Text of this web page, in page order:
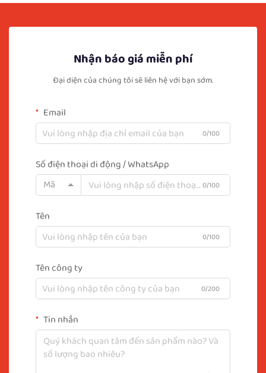
Nhận báo giá miễn phí
Đại diện của chúng tôi sẽ liên hệ với bạn sớm.
Email
0/100
Số điện thoại di động / WhatsApp
Mã
0/100
Tên
0/100
Tên công ty
0/200
Tin nhắn